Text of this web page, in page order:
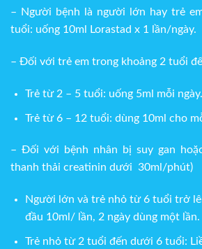
– Người bệnh là người lớn hay trẻ
tuổi: uống 10ml Lorastad x 1 lần/ngày.
– Đối với trẻ em trong khoảng 2 tuổi
Trẻ từ 2 – 5 tuổi: uống 5ml mỗi ngày.
Trẻ từ 6 – 12 tuổi: dùng 10ml cho
– Đối với bệnh nhân bị suy gan
thanh thải creatinin dưới 30ml/phút)
Người lớn và trẻ nhỏ từ 6 tuổi trở
đầu 10ml/ lần, 2 ngày dùng một lần.
Trẻ nhỏ từ 2 tuổi đến dưới 6 tuổi: